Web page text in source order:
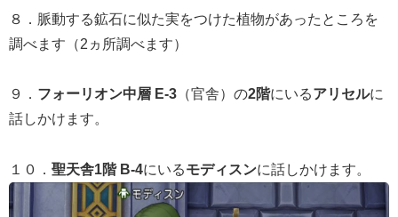
８．脈動する鉱石に似た実をつけた植物があったところを
調べます（2ヵ所調べます）
９． フォーリオン中層 E-3 （官舎）の2階にいるアリセルに
話しかけます。
１０． 聖天舎1階 B-4にいるモディスンに話しかけます。